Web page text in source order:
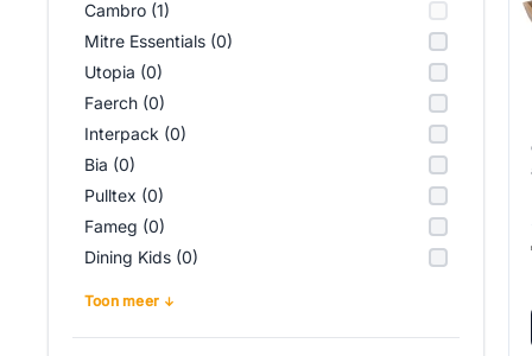
Cambro (1)
Mitre Essentials (0)
Utopia (0)
Faerch (0)
Interpack (0)
Bia (0)
Pulltex (0)
Fameg (0)
Dining Kids (0)
Toon meer